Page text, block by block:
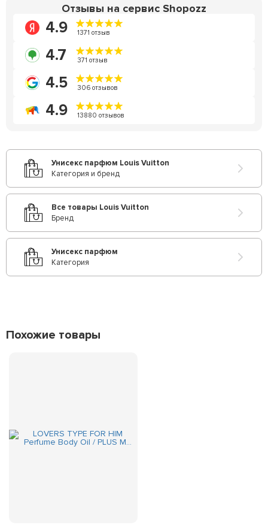
Отзывы на сервис Shopozz
4.9 1371 отзыв
4.7 371 отзыв
4.5 306 отзывов
4.9 13880 отзывов
Унисекс парфюм Louis Vuitton
Категория и бренд
Все товары Louis Vuitton
Бренд
Унисекс парфюм
Категория
Похожие товары